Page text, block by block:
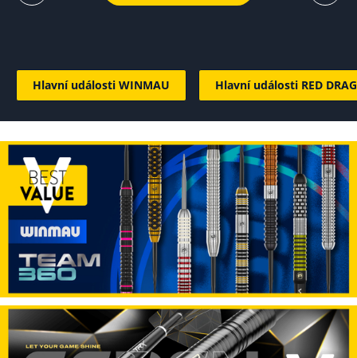
Hlavní události WINMAU Hlavní události RED